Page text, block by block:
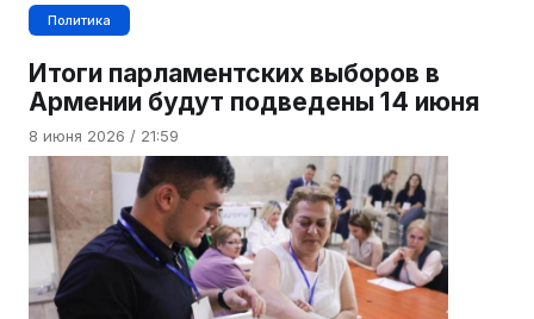
Политика
Итоги парламентских выборов в
Армении будут подведены 14 июня
8 июня 2026 / 21:59